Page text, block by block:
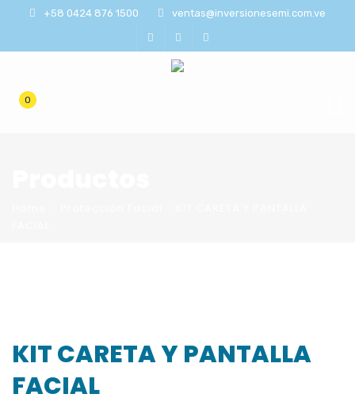
+58 0424 876 1500 ventas@inversionesemi.com.ve
0
KIT CARETA Y PANTALLA
FACIAL